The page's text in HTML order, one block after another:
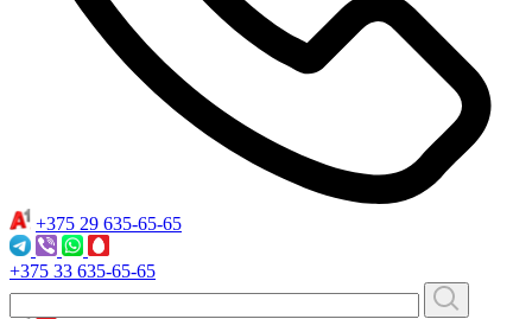
+375 29 635-65-65
+375 33 635-65-65